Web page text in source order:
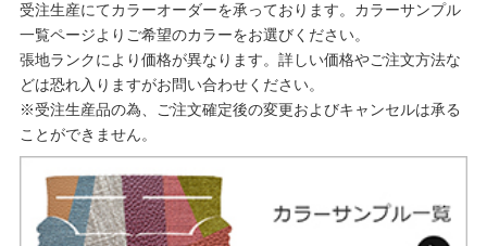
受注生産にてカラーオーダーを承っております。カラーサンプル
一覧ページよりご希望のカラーをお選びください。
張地ランクにより価格が異なります。詳しい価格やご注文方法な
どは恐れ入りますがお問い合わせください。
※受注生産品の為、ご注文確定後の変更およびキャンセルは承る
ことができません。